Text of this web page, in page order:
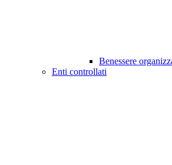
Benessere
Enti controllati